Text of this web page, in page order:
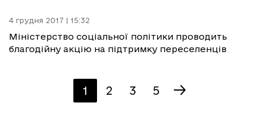
4 грудня 2017 | 15:32
Міністерство соціальної політики проводить
благодійну акцію на підтримку переселенців
1 2 3 5